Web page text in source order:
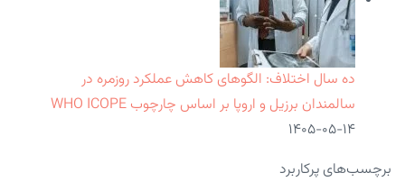
ده سال اختلاف: الگوهای کاهش عملکرد روزمره در
سالمندان برزیل و اروپا بر اساس چارچوب WHO ICOPE
۱۴۰۵-۰۵-۱۴
برچسب‌های پرکاربرد